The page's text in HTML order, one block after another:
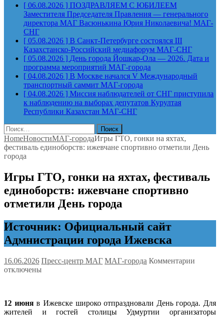
[ 06.08.2026 ] ПОЗДРАВЛЯЕМ С ЮБИЛЕЕМ
Заместителя Председателя Правления — генерального
директора МАГ Васюнькина Юрия Николаевича! МАГ-
СНГ
[ 05.08.2026 ] В Санкт-Петербурге состоялся III
Казахстанско-Российский медиафорум МАГ-СНГ
[ 05.08.2026 ] День города Йошкар-Ола — 2026. Дата и
программа мероприятий МАГ-города
[ 04.08.2026 ] В Москве начался V Международный
транспортный саммит МАГ-города
[ 04.08.2026 ] Миссия наблюдателей от СНГ приступила
к наблюдению на выборах депутатов Курултая
Республики Казахстан МАГ-СНГ
Найти:
HomeНовостиМАГ-городаИгры ГТО, гонки на яхтах,
фестиваль единоборств: ижевчане спортивно отметили День
города
Игры ГТО, гонки на яхтах, фестиваль
единоборств: ижевчане спортивно
отметили День города
Источник: Официальный сайт
Адмнистрации города Ижевска
16.06.2026 Пресс-центр МАГ МАГ-города Комментарии
на
яхтах,
отключены
12 июняв Ижевске широко отпраздновали День города. Для
жителей и гостей столицы Удмуртии организаторы